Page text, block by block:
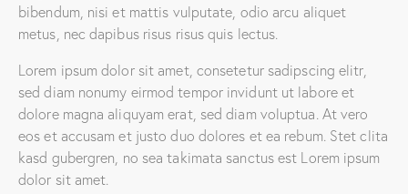
bibendum, nisi et mattis vulputate, odio arcu aliquet
metus, nec dapibus risus risus quis lectus.
Lorem ipsum dolor sit amet, consetetur sadipscing elitr,
sed diam nonumy eirmod tempor invidunt ut labore et
dolore magna aliquyam erat, sed diam voluptua. At vero
eos et accusam et justo duo dolores et ea rebum. Stet clita
kasd gubergren, no sea takimata sanctus est Lorem ipsum
dolor sit amet.